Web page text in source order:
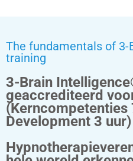
The fundamentals of
training
3-Brain
geaccrediteerd
(Kerncompetenties
Development 3 uur)